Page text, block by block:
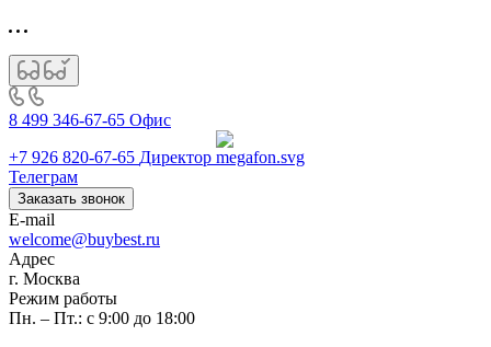
8 499 346-67-65 Офис
+7 926 820-67-65 Директор
Телеграм
Заказать звонок
E-mail
welcome@buybest.ru
Адрес
г. Москва
Режим работы
Пн. – Пт.: с 9:00 до 18:00